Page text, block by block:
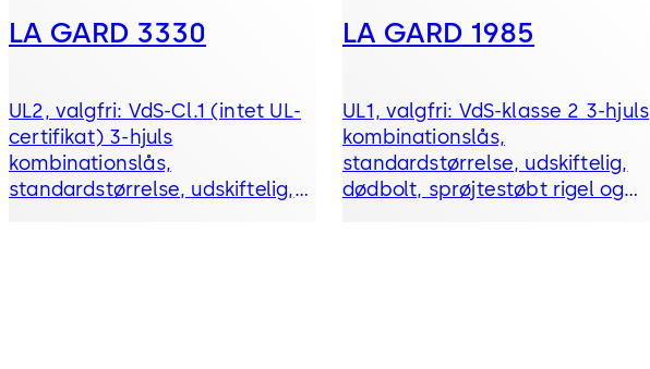
LA GARD 3330
UL2, valgfri: VdS-Cl.1 (intet UL-
certifikat) 3-hjuls
kombinationslås,
standardstørrelse, udskiftelig,
LA GARD 1985
UL1, valgfri: VdS-klasse 2 3-hjuls
kombinationslås,
standardstørrelse, udskiftelig,
dødbolt, sprøjtestøbt rigel og